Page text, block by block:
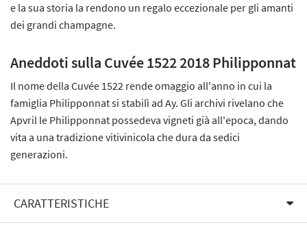
e la sua storia la rendono un regalo eccezionale per gli amanti
dei grandi champagne.
Aneddoti sulla Cuvée 1522 2018 Philipponnat
Il nome della Cuvée 1522 rende omaggio all'anno in cui la
famiglia Philipponnat si stabilì ad Ay. Gli archivi rivelano che
Apvril le Philipponnat possedeva vigneti già all'epoca, dando
vita a una tradizione vitivinicola che dura da sedici
generazioni.
CARATTERISTICHE